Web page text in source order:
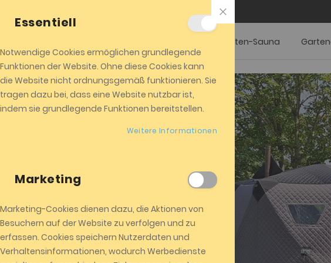
Garten-Sauna
Saunazelt
ALMI-Flex Zeltsauna ALMICOTA
Bar
Essentiell
Notwendige Cookies ermöglichen grundlegende
Funktionen der Website. Ohne diese Cookies kann
die Website nicht ordnungsgemäß funktionieren. Sie
tragen dazu bei, dass eine Website nutzbar ist,
indem sie grundlegende Funktionen bereitstellen.
Weitere Informationen
Marketing
Marketing-Cookies dienen dazu, die Aktionen von
Besuchern auf der Website zu verfolgen und zu
erfassen. Cookies speichern Nutzerdaten und
Verhaltensinformationen, wodurch Werbedienste